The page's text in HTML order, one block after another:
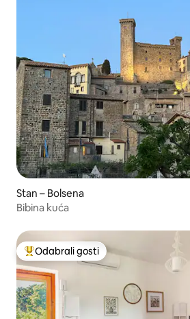
Stan – Bolsena
Bibina kuća
Među najviše rangiranima s
Odabrali gosti